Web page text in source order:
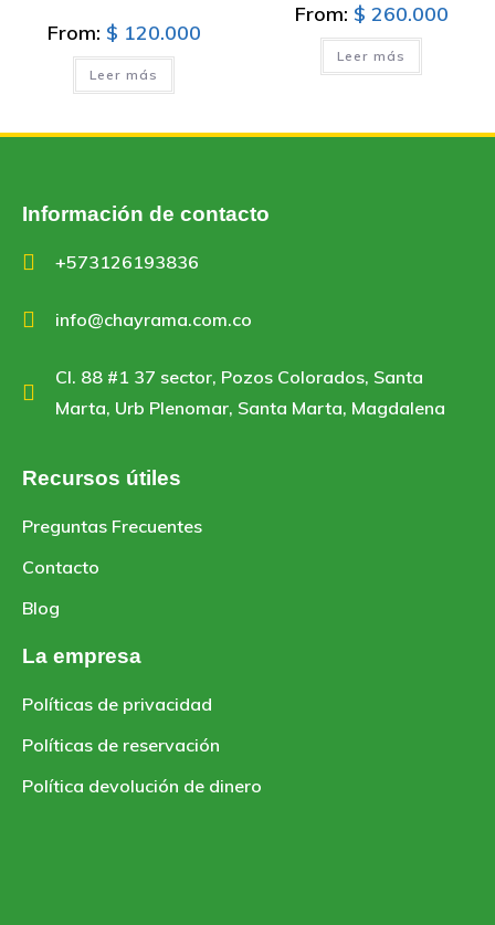
From: $ 120.000
Leer más
From: $ 260.000
Leer más
Información de contacto
+573126193836
info@chayrama.com.co
Cl. 88 #1 37 sector, Pozos Colorados, Santa
Marta, Urb Plenomar, Santa Marta, Magdalena
Recursos útiles
Preguntas Frecuentes
Contacto
Blog
La empresa
Políticas de privacidad
Políticas de reservación
Política devolución de dinero